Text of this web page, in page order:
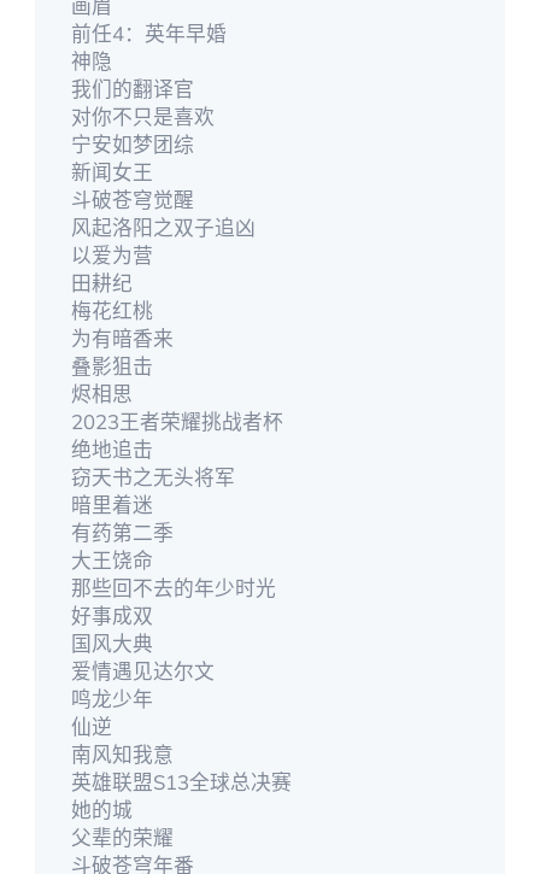
前任4：英年早婚
神隐
我们的翻译官
对你不只是喜欢
宁安如梦团综
新闻女王
斗破苍穹觉醒
风起洛阳之双子追凶
以爱为营
田耕纪
梅花红桃
为有暗香来
叠影狙击
烬相思
2023王者荣耀挑战者杯
绝地追击
窃天书之无头将军
暗里着迷
有药第二季
大王饶命
那些回不去的年少时光
好事成双
国风大典
爱情遇见达尔文
鸣龙少年
仙逆
南风知我意
英雄联盟S13全球总决赛
她的城
父辈的荣耀
斗破苍穹年番